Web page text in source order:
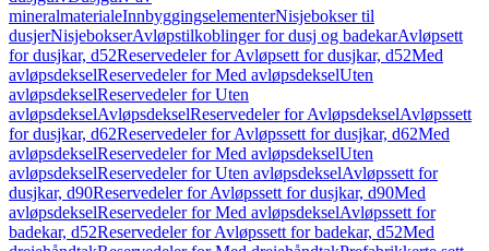
mineralmaterialeInnbyggingselementerNisjebokser til
dusjerNisjebokserAvløpstilkoblinger for dusj og badekarAvløpsett
for dusjkar, d52Reservedeler for Avløpsett for dusjkar, d52Med
avløpsdekselReservedeler for Med avløpsdekselUten
avløpsdekselReservedeler for Uten
avløpsdekselAvløpsdekselReservedeler for AvløpsdekselAvløpssett
for dusjkar, d62Reservedeler for Avløpssett for dusjkar, d62Med
avløpsdekselReservedeler for Med avløpsdekselUten
avløpsdekselReservedeler for Uten avløpsdekselAvløpssett for
dusjkar, d90Reservedeler for Avløpssett for dusjkar, d90Med
avløpsdekselReservedeler for Med avløpsdekselAvløpssett for
badekar, d52Reservedeler for Avløpssett for badekar, d52Med